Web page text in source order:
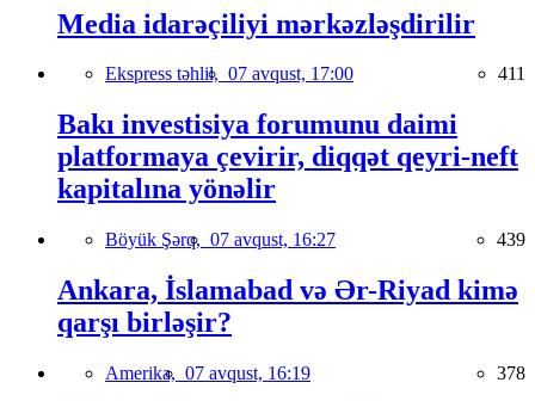
Media idarəçiliyi mərkəzləşdirilir
Ekspress təhlil, 07 avqust, 17:00 411
Bakı investisiya forumunu daimi
platformaya çevirir, diqqət qeyri-neft
kapitalına yönəlir
Böyük Şərq, 07 avqust, 16:27 439
Ankara, İslamabad və Ər-Riyad kimə
qarşı birləşir?
Amerika, 07 avqust, 16:19 378